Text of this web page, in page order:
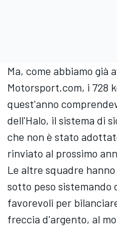
Ma, come abbiamo già
Motorsport.com, i 728
quest'anno
dell'Halo, il sistema di
che non è stato
rinviato al prossimo
Le altre squadre
sotto peso sistemando
favorevoli per
freccia d'argento, al